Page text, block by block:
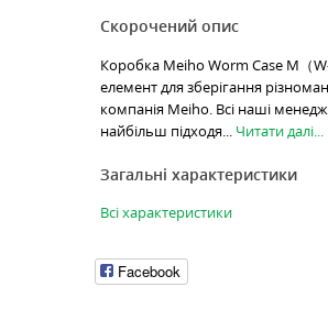
Скорочений опис
Коробка Meiho Worm Case M（
елемент для зберігання
компанія Meiho. Всі наші
найбільш підходя... Читати далі...
Загальні характеристики
Всі характеристики
Facebook